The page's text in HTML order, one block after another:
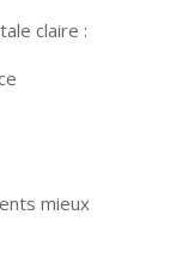
claire :
mieux